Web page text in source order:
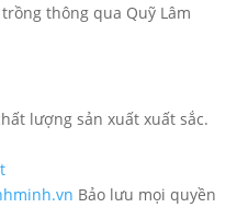
thông qua Quỹ Lâm
lượng sản xuất xuất sắc.
Bảo lưu mọi quyền